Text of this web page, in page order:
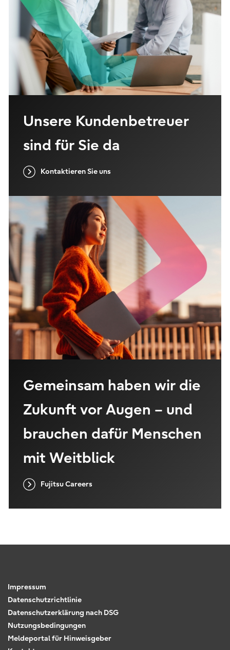
Unsere Kundenbetreuer
sind für Sie da
Kontaktieren Sie uns
Gemeinsam haben wir die
Zukunft vor Augen – und
brauchen dafür Menschen
mit Weitblick
Fujitsu Careers
Impressum
Datenschutzrichtlinie
Datenschutzerklärung nach DSG
Nutzungsbedingungen
Meldeportal für Hinweisgeber